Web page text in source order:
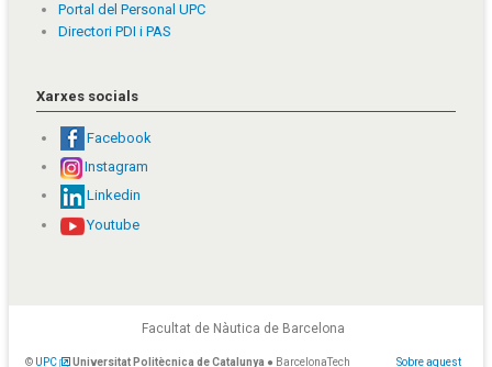
Portal del Personal UPC
Directori PDI i PAS
Xarxes socials
Facebook
Instagram
Linkedin
Youtube
Facultat de Nàutica de Barcelona
© UPC Universitat Politècnica de Catalunya ● BarcelonaTech Sobre aquest